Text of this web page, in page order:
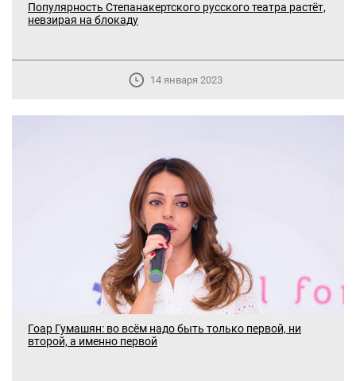
Популярность Степанакертского русского театра растёт,
невзирая на блокаду
14 января 2023
Гоар Гумашян: во всём надо быть только первой, ни
второй, а именно первой